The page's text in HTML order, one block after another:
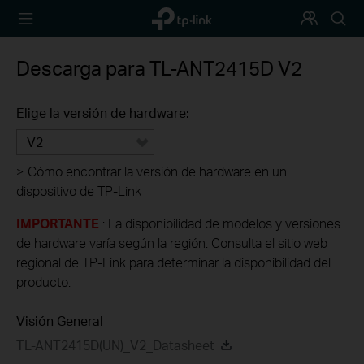
TP-Link,
Reliably
Programa
de
Descarga para TL-ANT2415D V2
Elige la versión de hardware:
V2
> Cómo encontrar la versión de hardware en un
dispositivo de TP-Link
IMPORTANTE : La disponibilidad de modelos y versiones
de hardware varía según la región. Consulta el sitio web
regional de TP-Link para determinar la disponibilidad del
producto.
Visión General
TL-ANT2415D(UN)_V2_Datasheet